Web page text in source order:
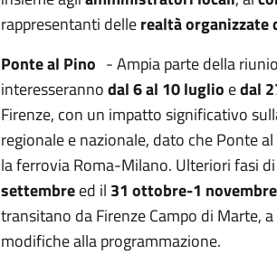
rappresentanti dellerealtà organizzate
Ponte al Pino - Ampia parte della
interesserannodal 6 al 10 luglio edal
Firenze, con un impatto significativo
regionale e nazionale, dato che Ponte
la ferrovia Roma-Milano. Ulteriori fasi
settembreed il 31 ottobre-1 novembre
transitano da Firenze Campo di Marte,
modifiche alla programmazione.